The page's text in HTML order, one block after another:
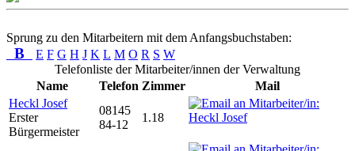
Sprung zu den Mitarbeitern mit dem Anfangsbuchstaben:
B E F G H J K L M O R S W
Telefonliste der Mitarbeiter/innen der Verwaltung
Name
Telefon Zimmer
Mail
Heckl Josef
Erster
Bürgermeister
08145
84-12
1.18